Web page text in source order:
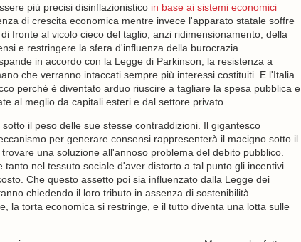
più precisi disinflazionistico in base ai sistemi economici
di crescita economica mentre invece l'apparato statale soffre
fronte al vicolo cieco del taglio, anzi ridimensionamento, della
e restringere la sfera d'influenza della burocrazia
in accordo con la Legge di Parkinson, la resistenza a
che verranno intaccati sempre più interessi costituiti. E l'Italia
perché è diventato arduo riuscire a tagliare la spesa pubblica e
al meglio da capitali esteri e dal settore privato.
il peso delle sue stesse contraddizioni. Il gigantesco
per generare consensi rappresenterà il macigno sotto il
una soluzione all'annoso problema del debito pubblico.
nel tessuto sociale d'aver distorto a tal punto gli incentivi
Che questo assetto poi sia influenzato dalla Legge dei
chiedendo il loro tributo in assenza di sostenibilità
la torta economica si restringe, e il tutto diventa una lotta sulle